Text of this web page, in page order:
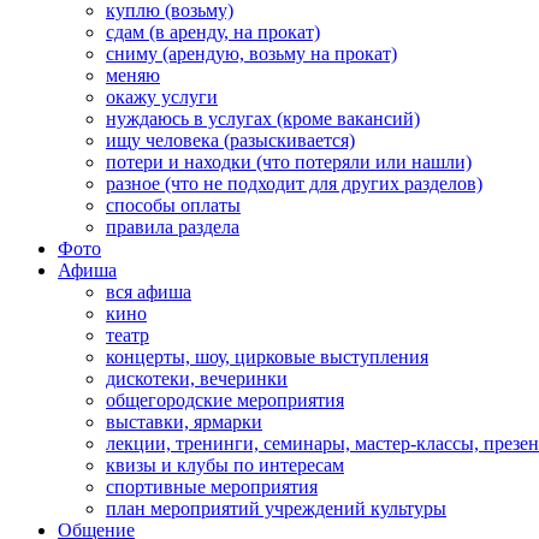
куплю (возьму)
сдам (в аренду, на прокат)
сниму (арендую, возьму на прокат)
меняю
окажу услуги
нуждаюсь в услугах (кроме вакансий)
ищу человека (разыскивается)
потери и находки (что потеряли или нашли)
разное (что не подходит для других разделов)
способы оплаты
правила раздела
Фото
Афиша
вся афиша
кино
театр
концерты, шоу, цирковые выступления
дискотеки, вечеринки
общегородские мероприятия
выставки, ярмарки
лекции, тренинги, семинары, мастер-классы,
квизы и клубы по интересам
спортивные мероприятия
план мероприятий учреждений культуры
Общение